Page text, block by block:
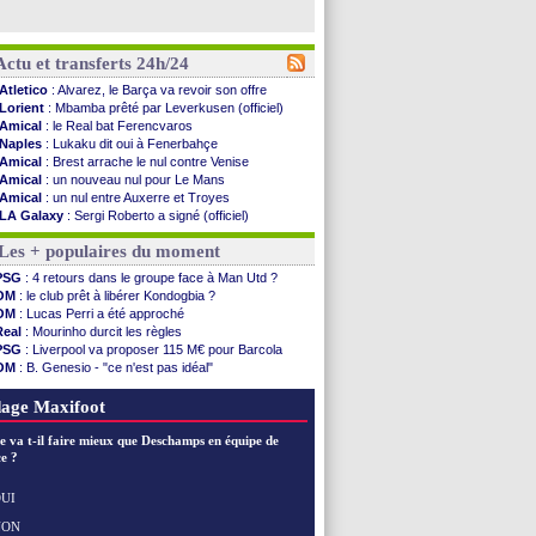
et transferts 24h/24
Atletico : Alvarez, le Barça va revoir son offre
Lorient : Mbamba prêté par Leverkusen (officiel)
Amical : le Real bat Ferencvaros
Naples : Lukaku dit oui à Fenerbahçe
Amical : Brest arrache le nul contre Venise
Amical : un nouveau nul pour Le Mans
Amical : un nul entre Auxerre et Troyes
LA Galaxy : Sergi Roberto a signé (officiel)
Amical: Angers fait tomber Lorient
Amical : le Paris FC corrigé par Mayence
Amical: Rennes encore battu par Brentford
Amical : Paris SG 1-1 Man Utd (fini)
Barça : De Jong menacé par l’arrivée de...
Atletico: Simeone ferme la porte pour Alvarez
Amical: Lens battu par Sunderland avant le ...
Nottingham: O. Diomande arrive pour 40 M€
Amical: Strasbourg s'incline encore
Lens : Ganiou prolongé jusqu'en 2030 (officiel)
: Paris SG-Man Utd, les compos
Amical
Amical
+ populaires du moment
: 4 retours dans le groupe face à Man Utd ?
: le club prêt à libérer Kondogbia ?
: Lucas Perri a été approché
: Mourinho durcit les règles
: Liverpool va proposer 115 M€ pour Barcola
: B. Genesio - "ce n'est pas idéal"
: Côme pousse pour Gouiri
Maxifoot
va t-il faire mieux que Deschamps en équipe de
?